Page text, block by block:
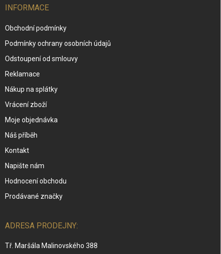
INFORMACE
Obchodní podmínky
Podmínky ochrany osobních údajů
Odstoupení od smlouvy
Reklamace
Nákup na splátky
Vrácení zboží
Moje objednávka
Náš příběh
Kontakt
Napište nám
Hodnocení obchodu
Prodávané značky
ADRESA PRODEJNY:
Tř. Maršála Malinovského 388